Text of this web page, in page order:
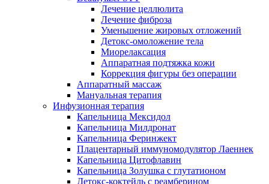
Лечение целлюлита
Лечение фиброза
Уменьшение жировых отложений
Детокс-омоложение тела
Миорелаксация
Аппаратная подтяжка кожи
Коррекция фигуры без операции
Аппаратный массаж
Мануальная терапия
Инфузионная терапия
Капельница Мексидол
Капельница Милдронат
Капельница Феринжект
Плацентарный иммуномодулятор Лаеннек
Капельница Цитофлавин
Капельница Золушка с глутатионом
Детокс-коктейль с реамберином